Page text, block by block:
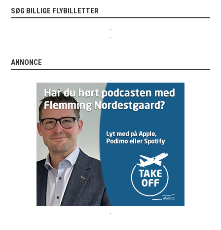
SØG BILLIGE FLYBILLETTER
ANNONCE